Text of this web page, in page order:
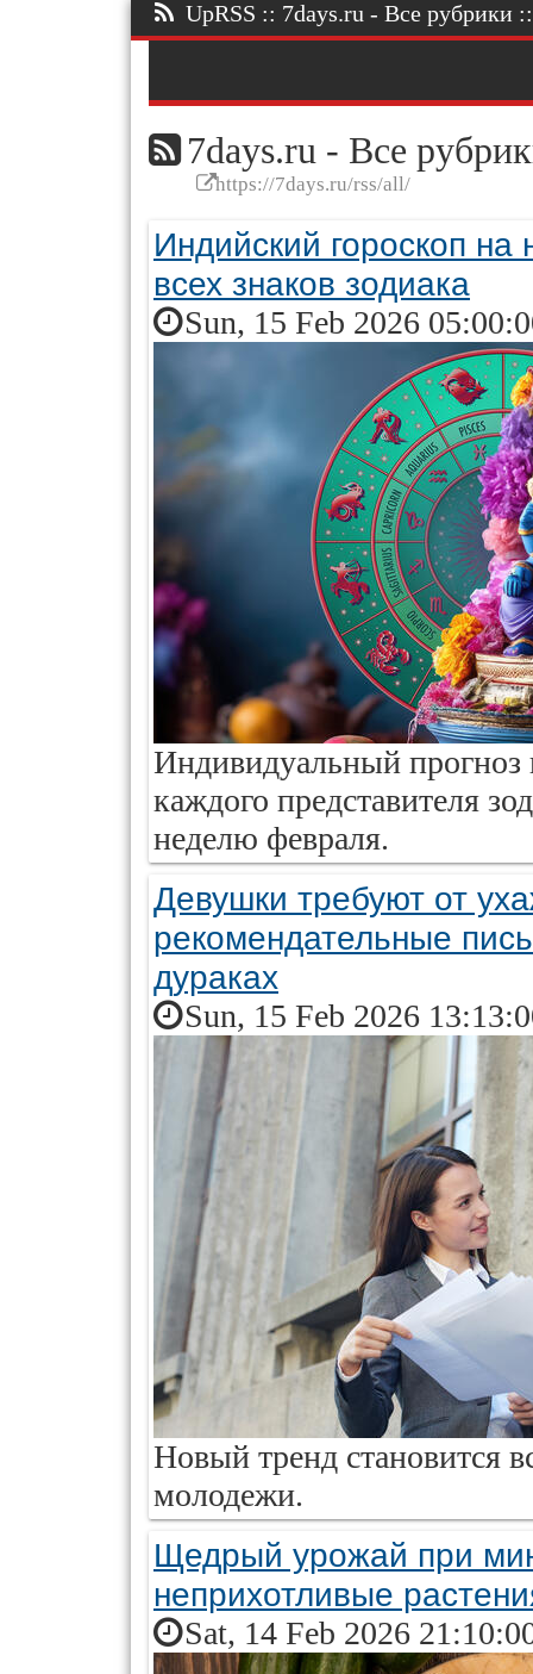
UpRSS :: 7days.ru - Все рубрики
7days.ru - Все
https://7days.ru/rss/all/
Индийский гороскоп
всех знаков зодиака
Sun, 15 Feb 2026
Индивидуальный прогноз
каждого представителя
неделю февраля.
Девушки требуют от
рекомендательные
дураках
Sun, 15 Feb 2026
Новый тренд становится
молодежи.
Щедрый урожай при
неприхотливые
Sat, 14 Feb 2026